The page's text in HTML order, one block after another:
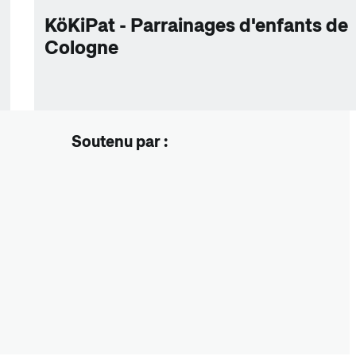
KöKiPat - Parrainages d'enfants de
Cologne
Soutenu par :